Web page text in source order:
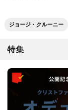
ジョージ・クルーニー
特集